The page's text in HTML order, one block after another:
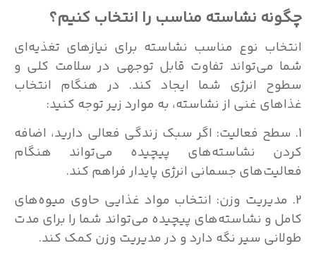
چگونه نشاسته مناسب را انتخاب کنیم؟
انتخاب نوع مناسب نشاسته برای نیازهای تغذیه‌ای
شما می‌تواند تفاوت قابل توجهی در سلامت کلی و
سطوح انرژی شما ایجاد کند. در هنگام انتخاب
غذاهای غنی از نشاسته، به موارد زیر توجه کنید:
1. سطح فعالیت: اگر سبک زندگی فعالی دارید، اضافه
کردن نشاسته‌های پیچیده می‌تواند هنگام
فعالیت‌های جسمانی انرژی پایدار فراهم کند.
2. مدیریت وزن: انتخاب مواد غذایی حاوی میوه‌های
کامل و نشاسته‌های پیچیده می‌تواند شما را برای مدت
طولانی سیر نگه دارد و در مدیریت وزن کمک کند.